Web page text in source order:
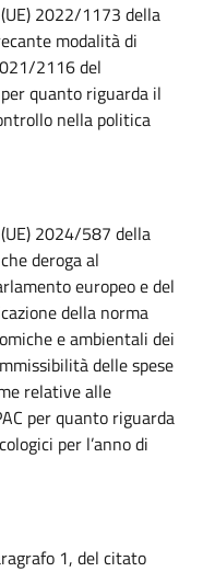
2022/1173 della
modalità di
2116 del
quanto riguarda il
nella politica
2024/587 della
deroga al
europeo e del
della norma
e ambientali dei
delle spese
relative alle
per quanto riguarda
per l’anno di
1, del citato